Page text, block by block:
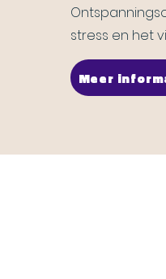
stress en het
Meer